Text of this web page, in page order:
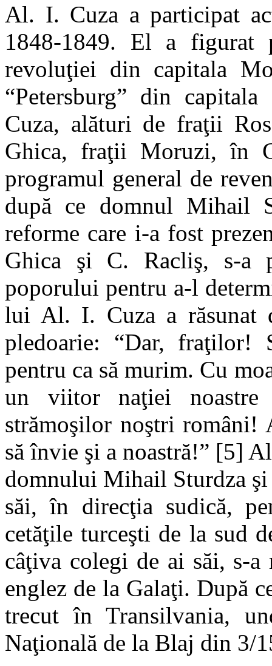
Al. I. Cuza a participat
1848-1849. El a figurat
revoluţiei din capitala
“Petersburg” din
Cuza, alături de fraţii
Ghica, fraţii Moruzi, în
programul general de
după ce domnul Mihail
reforme care i-a fost
Ghica şi C. Racliş, s-a
poporului pentru a-l
lui Al. I. Cuza a răsunat
pledoarie: “Dar, fraţilor!
pentru ca să murim. Cu
un viitor naţiei noastre
strămoşilor noştri români!
să învie şi a noastră!” [5]
domnului Mihail Sturdza
săi, în direcţia sudică,
cetăţile turceşti de la sud
câţiva colegi de ai săi, s-
englez de la Galaţi. După
trecut în Transilvania,
Naţională de la Blaj din 3/